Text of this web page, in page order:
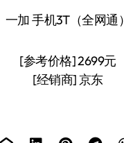
一加 手机3T（全网通）
[参考价格] 2699元
[经销商] 京东